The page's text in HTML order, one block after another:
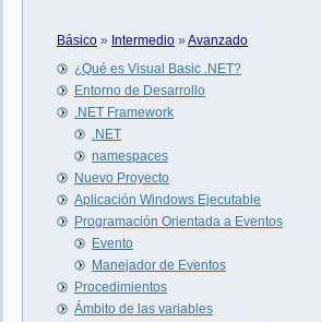
Básico » Intermedio » Avanzado
¿Qué es Visual Basic .NET?
Entorno de Desarrollo
.NET Framework
.NET
namespaces
Nuevo Proyecto
Aplicación Windows Ejecutable
Programación Orientada a Eventos
Evento
Manejador de Eventos
Procedimientos
Ámbito de las variables